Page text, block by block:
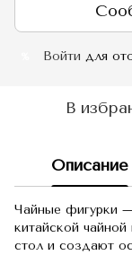
Войти для
В
Описание
Чайные фигурки
китайской
стол и создают